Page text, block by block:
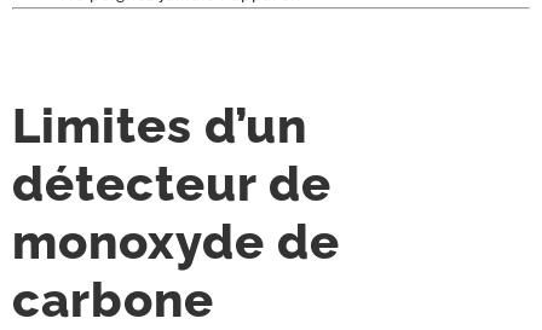
Limites d’un
détecteur de
monoxyde de
carbone